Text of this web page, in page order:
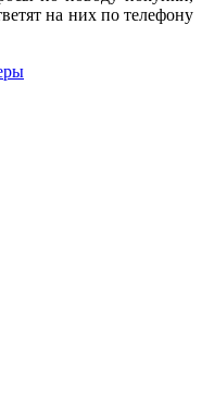
на них по телефону